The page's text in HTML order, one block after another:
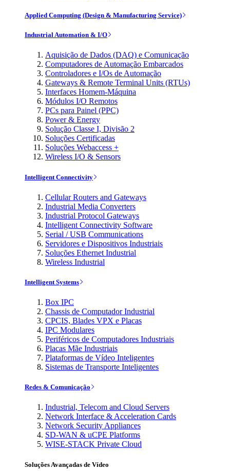
Applied Computing (Design & Manufacturing Service)
Industrial Automation & I/O
Aquisição de Dados (DAQ) e Comunicação
Computadores de Automação Embarcados
Controladores e I/Os de Automação
Gateways & Remote Terminal Units (RTUs)
Interfaces Homem-Máquina
Módulos I/O Remotos
PCs para Painel (PPC)
Power & Energy
Solução Classe I, Divisão 2
Soluções Certificadas
Soluções Webaccess +
Wireless I/O & Sensors
Intelligent Connectivity
Cellular Routers and Gateways
Industrial Media Converters
Industrial Protocol Gateways
Intelligent Connectivity Software
Serial / USB Communications
Servidores e Dispositivos Industriais
Soluções Ethernet Industrial
Wireless Industrial
Intelligent Systems
Box IPC
Chassis de Computador Industrial
CPCIS, Blades VPX e Placas
IPC Modulares
Periféricos de Computadores Industriais
Placas Mãe Industriais
Plataformas de Vídeo Inteligentes
Sistemas de Transporte Inteligentes
Redes & Comunicação
Industrial, Telecom and Cloud Servers
Network Interface & Acceleration Cards
Network Security Appliances
SD-WAN & uCPE Platforms
WISE-STACK Private Cloud
Soluções Avançadas de Vídeo